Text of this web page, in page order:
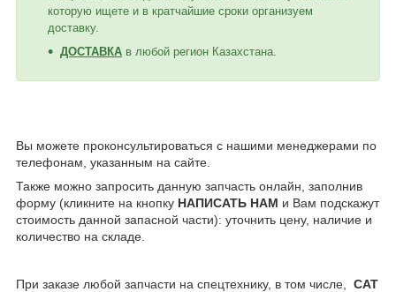
которую ищете и в кратчайшие сроки организуем
доставку.
ДОСТАВКА в любой регион Казахстана.
Вы можете проконсультироваться с нашими менеджерами по
телефонам, указанным на сайте.
Также можно запросить данную запчасть онлайн, заполнив
форму (кликните на кнопку НАПИСАТЬ НАМ и Вам подскажут
стоимость данной запасной части): уточнить цену, наличие и
количество на складе.
При заказе любой запчасти на спецтехнику, в том числе, CAT